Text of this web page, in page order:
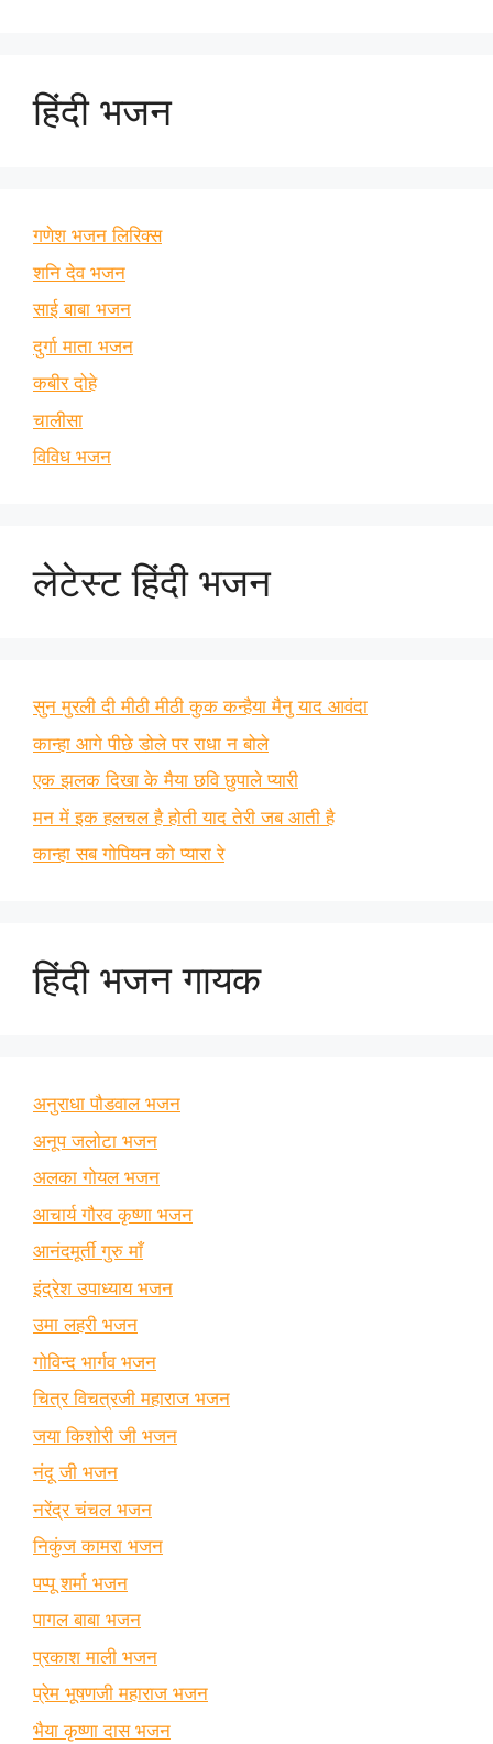
हिंदी भजन
गणेश भजन लिरिक्स
शनि देव भजन
साई बाबा भजन
दुर्गा माता भजन
कबीर दोहे
चालीसा
विविध भजन
लेटेस्ट हिंदी भजन
सुन मुरली दी मीठी मीठी कुक कन्हैया मैनु याद आवंदा
कान्हा आगे पीछे डोले पर राधा न बोले
एक झलक दिखा के मैया छवि छुपाले प्यारी
मन में इक हलचल है होती याद तेरी जब आती है
कान्हा सब गोपियन को प्यारा रे
हिंदी भजन गायक
अनुराधा पौडवाल भजन
अनूप जलोटा भजन
अलका गोयल भजन
आचार्य गौरव कृष्णा भजन
आनंदमूर्ती गुरु माँ
इंद्रेश उपाध्याय भजन
उमा लहरी भजन
गोविन्द भार्गव भजन
चित्र विचत्रजी महाराज भजन
जया किशोरी जी भजन
नंदू जी भजन
नरेंद्र चंचल भजन
निकुंज कामरा भजन
पप्पू शर्मा भजन
पागल बाबा भजन
प्रकाश माली भजन
प्रेम भूषणजी महाराज भजन
भैया कृष्णा दास भजन